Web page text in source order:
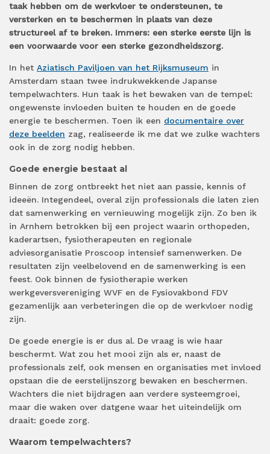
taak hebben om de werkvloer te ondersteunen, te
versterken en te beschermen in plaats van deze
structureel af te breken. Immers: een sterke eerste lijn is
een voorwaarde voor een sterke gezondheidszorg.
In het Aziatisch Paviljoen van het Rijksmuseum in
Amsterdam staan twee indrukwekkende Japanse
tempelwachters. Hun taak is het bewaken van de tempel:
ongewenste invloeden buiten te houden en de goede
energie te beschermen. Toen ik een documentaire over
deze beelden zag, realiseerde ik me dat we zulke wachters
ook in de zorg nodig hebben.
Goede energie bestaat al
Binnen de zorg ontbreekt het niet aan passie, kennis of
ideeën. Integendeel, overal zijn professionals die laten zien
dat samenwerking en vernieuwing mogelijk zijn. Zo ben ik
in Arnhem betrokken bij een project waarin orthopeden,
kaderartsen, fysiotherapeuten en regionale
adviesorganisatie Proscoop intensief samenwerken. De
resultaten zijn veelbelovend en de samenwerking is een
feest. Ook binnen de fysiotherapie werken
werkgeversvereniging WVF en de Fysiovakbond FDV
gezamenlijk aan verbeteringen die op de werkvloer nodig
zijn.
De goede energie is er dus al. De vraag is wie haar
beschermt. Wat zou het mooi zijn als er, naast de
professionals zelf, ook mensen en organisaties met invloed
opstaan die de eerstelijnszorg bewaken en beschermen.
Wachters die niet bijdragen aan verdere systeemgroei,
maar die waken over datgene waar het uiteindelijk om
draait: goede zorg.
Waarom tempelwachters?